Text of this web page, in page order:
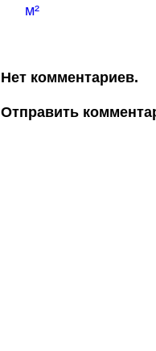
м²
Нет комментариев.
Отправить